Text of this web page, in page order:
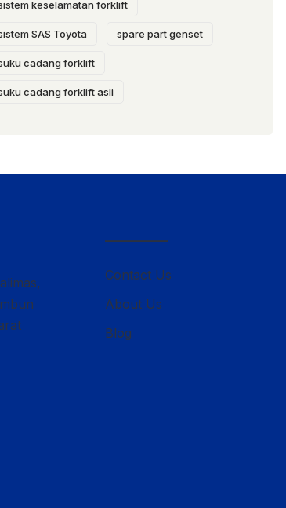
keselamatan forklift
SAS Toyota spare part genset
cadang forklift
cadang forklift asli
————–
Contact Us
About Us
Blog